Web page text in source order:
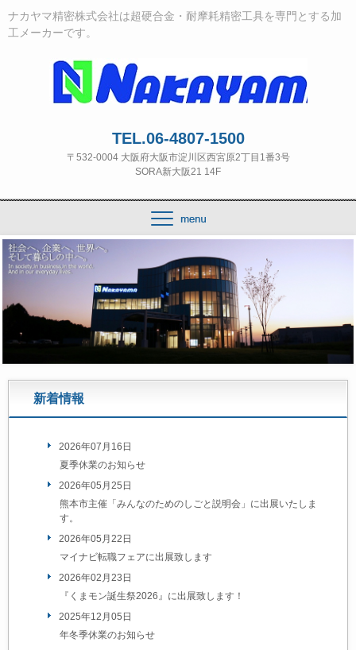
ナカヤマ精密株式会社は超硬合金・耐摩耗精密工具を専門とする加
工メーカーです。
TEL.06-4807-1500
〒532‐0004 大阪府大阪市淀川区西宮原2丁目1番3号
SORA新大阪21 14F
新着情報
2026年07月16日
夏季休業のお知らせ
2026年05月25日
熊本市主催「みんなのためのしごと説明会」に出展いたしま
す。
2026年05月22日
マイナビ転職フェアに出展致します
2026年02月23日
『くまモン誕生祭2026』に出展致します！
2025年12月05日
年冬季休業のお知らせ